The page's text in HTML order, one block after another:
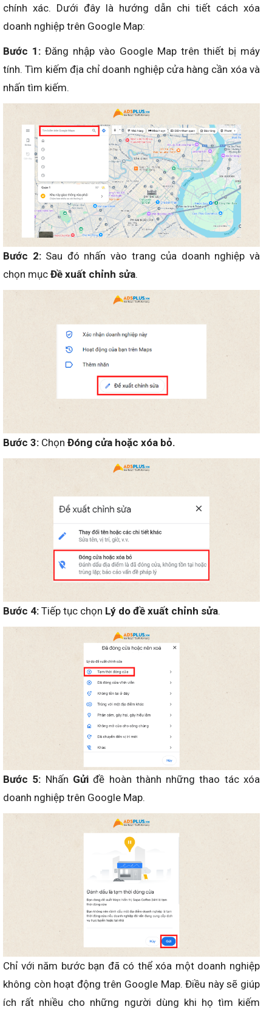
chính xác. Dưới đây là hướng dẫn chi tiết cách xóa
doanh nghiệp trên Google Map:
Bước 1: Đăng nhập vào Google Map trên thiết bị máy
tính. Tìm kiếm địa chỉ doanh nghiệp cửa hàng cần xóa và
nhấn tìm kiếm.
Bước 2:Sau đó nhấn vào trang của doanh nghiệp và
chọn mục Đề xuất chỉnh sửa.
Bước 3: Chọn Đóng cửa hoặc xóa bỏ.
Bước 4: Tiếp tục chọn Lý do đề xuất chỉnh sửa.
Bước 5: Nhấn Gửiđề hoàn thành những thao tác xóa
doanh nghiệp trên Google Map.
Chỉ với năm bước bạn đã có thể xóa một doanh nghiệp
không còn hoạt động trên Google Map. Điều này sẽ giúp
ích rất nhiều cho những người dùng khi họ tìm kiếm